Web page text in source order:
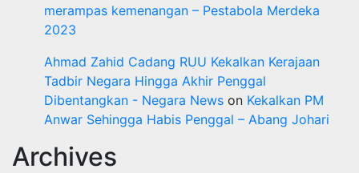
merampas kemenangan – Pestabola Merdeka
2023
Ahmad Zahid Cadang RUU Kekalkan Kerajaan
Tadbir Negara Hingga Akhir Penggal
Dibentangkan - Negara News on Kekalkan PM
Anwar Sehingga Habis Penggal – Abang Johari
Archives